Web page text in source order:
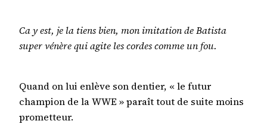
Ca y est, je la tiens bien, mon imitation de Batista
super vénère qui agite les cordes comme un fou.
Quand on lui enlève son dentier, « le futur
champion de la WWE » paraît tout de suite moins
prometteur.